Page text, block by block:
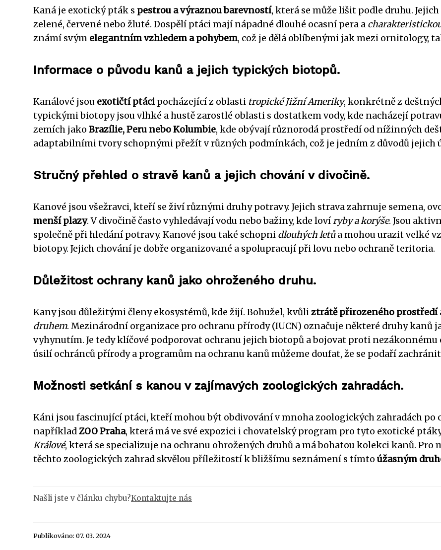
Kaná je exotický pták s pestrou a výraznou barevností, která se může lišit podle druhu.
zelené, červené nebo žluté. Dospělí ptáci mají nápadné dlouhé ocasní pera a
známí svým elegantním vzhledem a pohybem, což je dělá oblíbenými jak mezi ornitology,
Informace o původu kanů a jejich typických biotopů.
Kanálové jsou exotičtí ptácipocházející z oblasti tropické Jižní Ameriky, konkrétně z
typickými biotopy jsou vlhké a hustě zarostlé oblasti s dostatkem vody, kde nacházejí
zemích jako Brazílie, Peru nebo Kolumbie, kde obývají různorodá prostředí od nížinných
adaptabilními tvory schopnými přežít v různých podmínkách, což je jedním z důvodů jejich
Stručný přehled o stravě kanů a jejich chování v divočině.
Kanové jsou všežravci, kteří se živí různými druhy potravy. Jejich strava zahrnuje semena,
menší plazy. V divočině často vyhledávají vodu nebo bažiny, kde lovíryby a korýše. Jsou
společně při hledání potravy. Kanové jsou také schopni dlouhých letůa mohou urazit velké
biotopy. Jejich chování je dobře organizované a spolupracují při lovu nebo ochraně teritoria.
Důležitost ochrany kanů jako ohroženého druhu.
Kany jsou důležitými členy ekosystémů, kde žijí. Bohužel, kvůliztrátě přirozeného prostředí
druhem. Mezinárodní organizace pro ochranu přírody (IUCN) označuje některé druhy kanů
vyhynutím. Je tedy klíčové podporovat ochranu jejich biotopů a bojovat proti
úsilí ochránců přírody a programům na ochranu kanů můžeme doufat, že se podaří
Možnosti setkání s kanou v zajímavých zoologických zahradách.
Káni jsou fascinující ptáci, kteří mohou být obdivování v mnoha zoologických zahradách po
napříkladZOO Praha, která má ve své expozici i chovatelský program pro tyto exotické
Králové, která se specializuje na ochranu ohrožených druhů a má bohatou kolekci kanů.
těchto zoologických zahrad skvělou příležitostí k bližšímu seznámení s tímto úžasným
Našli jste v článku chybu?Kontaktujte nás
Publikováno: 07. 03. 2024